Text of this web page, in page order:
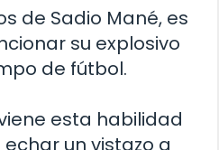
de Sadio Mané, es
su explosivo
de fútbol.
esta habilidad
un vistazo a